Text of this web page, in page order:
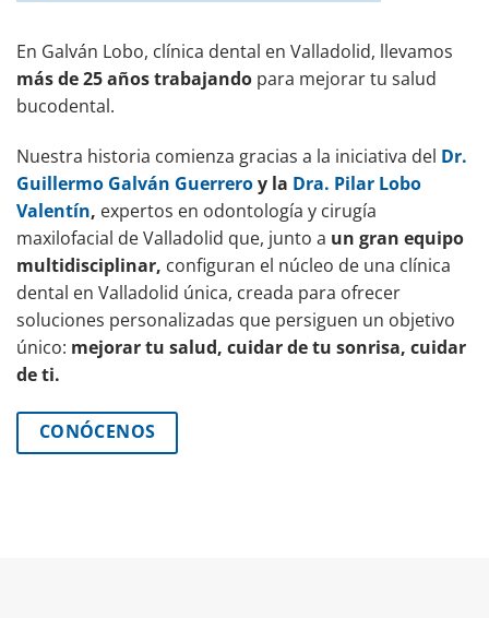
En Galván Lobo, clínica dental en Valladolid, llevamos
más de 25 años trabajando para mejorar tu salud
bucodental.
Nuestra historia comienza gracias a la iniciativa del Dr.
Guillermo Galván Guerreroy la Dra. Pilar Lobo
Valentín, expertos en odontología y cirugía
maxilofacial de Valladolid que, junto a un gran equipo
multidisciplinar, configuran el núcleo de una clínica
dental en Valladolid única, creada para ofrecer
soluciones personalizadas que persiguen un objetivo
único: mejorar tu salud, cuidar de tu sonrisa, cuidar
de ti.
CONÓCENOS